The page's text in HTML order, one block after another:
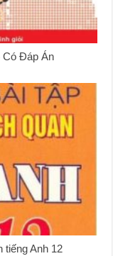
Có Đáp Án
tiếng Anh 12